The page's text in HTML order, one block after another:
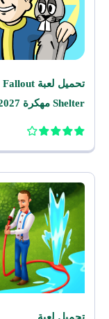
تحميل لعبة Fallout